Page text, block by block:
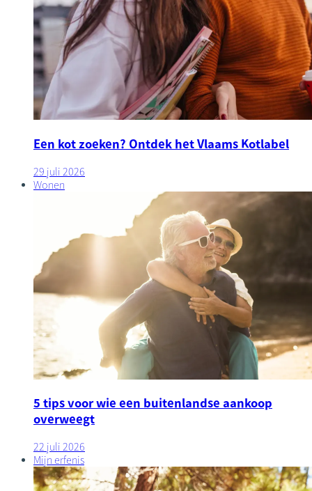
Een kot zoeken? Ontdek het Vlaams Kotlabel
29 juli 2026
Wonen
5 tips voor wie een buitenlandse aankoop
overweegt
22 juli 2026
Mijn erfenis